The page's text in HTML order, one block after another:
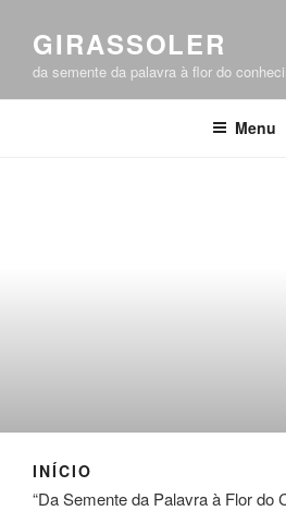
GIRASSOLER
da semente da palavra à flor do
Menu
INÍCIO
“Da Semente da Palavra à Flor do